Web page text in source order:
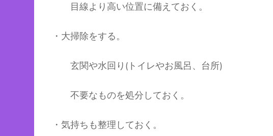
目線より高い位置に備えておく。
・大掃除をする。
玄関や水回り(トイレやお風呂、台所)
不要なものを処分しておく。
・気持ちも整理しておく。